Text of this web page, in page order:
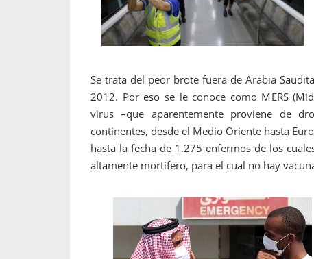
Se trata del peor brote fuera de Arabia
2012. Por eso se le conoce como MERS
virus –que aparentemente proviene de
continentes, desde el Medio Oriente hasta
hasta la fecha de 1.275 enfermos de los
altamente mortífero, para el cual no hay